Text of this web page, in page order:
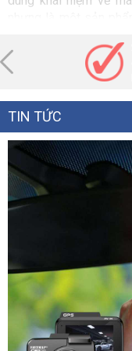
nhưng là một sản
Máy hủy tài liệu HP
TIN TỨC